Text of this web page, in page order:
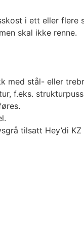
i ett eller flere
skal ikke renne.
med stål- eller
f.eks.
tilsatt Hey’di